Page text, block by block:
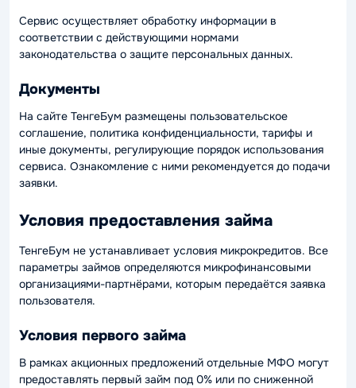
Сервис осуществляет обработку информации в
соответствии с действующими нормами
законодательства о защите персональных данных.
Документы
На сайте ТенгеБум размещены пользовательское
соглашение, политика конфиденциальности, тарифы и
иные документы, регулирующие порядок использования
сервиса. Ознакомление с ними рекомендуется до подачи
заявки.
Условия предоставления займа
ТенгеБум не устанавливает условия микрокредитов. Все
параметры займов определяются микрофинансовыми
организациями-партнёрами, которым передаётся заявка
пользователя.
Условия первого займа
В рамках акционных предложений отдельные МФО могут
предоставлять первый займ под 0% или по сниженной